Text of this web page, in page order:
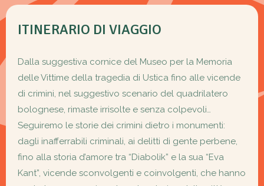
ITINERARIO DI VIAGGIO
Dalla suggestiva cornice del Museo per la Memoria
delle Vittime della tragedia di Ustica fino alle vicende
di crimini, nel suggestivo scenario del quadrilatero
bolognese, rimaste irrisolte e senza colpevoli…
Seguiremo le storie dei crimini dietro i monumenti:
dagli inafferrabili criminali, ai delitti di gente perbene,
fino alla storia d’amore tra “Diabolik” e la sua “Eva
Kant”, vicende sconvolgenti e coinvolgenti, che hanno